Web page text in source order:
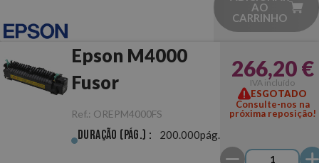
AO
CARRINHO
Epson M4000
Fusor
Ref.: OREPM4000FS
Duração (pág.) : 200.000pág.
266,20 €
IVA incluído
ESGOTADO
Consulte-nos na
próxima reposição!